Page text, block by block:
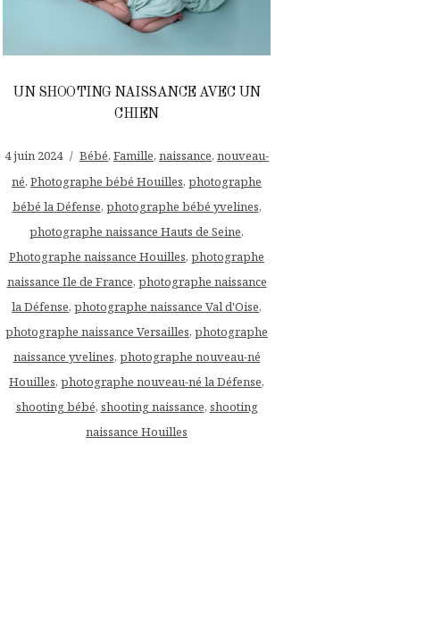
UN SHOOTING NAISSANCE AVEC UN
CHIEN
4 juin 2024 Bébé, Famille, naissance, nouveau-
né, Photographe bébé Houilles, photographe
bébé la Défense, photographe bébé yvelines,
photographe naissance Hauts de Seine,
Photographe naissance Houilles, photographe
naissance Ile de France, photographe naissance
la Défense, photographe naissance Val d'Oise,
photographe naissance Versailles, photographe
naissance yvelines, photographe nouveau-né
Houilles, photographe nouveau-né la Défense,
shooting bébé, shooting naissance, shooting
naissance Houilles